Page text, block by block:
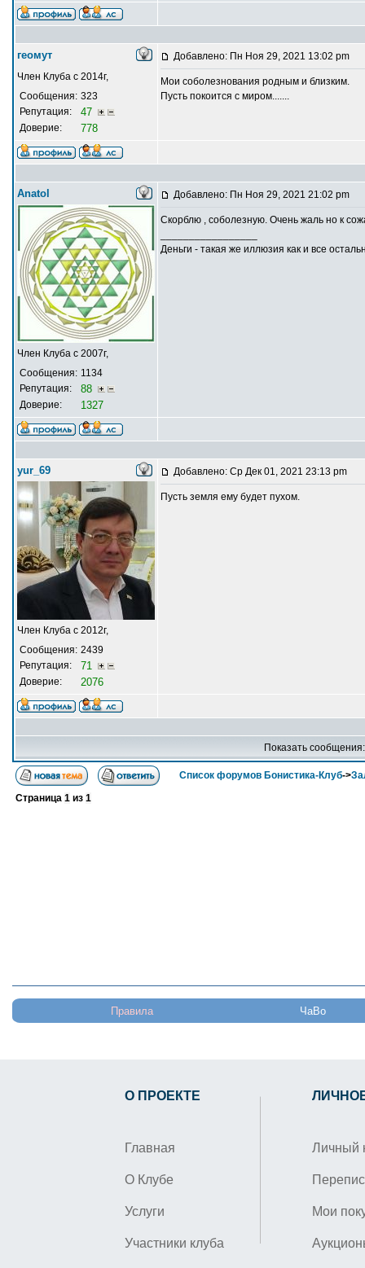
геомут
Член Клуба с 2014г,
Сообщения: 323
Репутация:
47
Доверие: 778
Добавлено: Пн Ноя 29, 2021 13:02 pm
Мои соболезнования родным и близким.
Пусть покоится с миром.......
Anatol
Член Клуба с 2007г,
Сообщения: 1134
Репутация:
88
Доверие: 1327
Добавлено: Пн Ноя 29, 2021 21:02 pm
Скорблю , соболезную. Очень жаль но к
Деньги - такая же иллюзия как и все
yur_69
Член Клуба с 2012г,
Сообщения: 2439
Репутация:
71
Доверие: 2076
Добавлено: Ср Дек 01, 2021 23:13 pm
Пусть земля ему будет пухом.
Показать
Список форумов Бонистика-Клуб->
Страница 1 из 1
Правила ЧаВо
О ПРОЕКТЕ
Главная
О Клубе
Услуги
Участники клуба
Личный
Мои